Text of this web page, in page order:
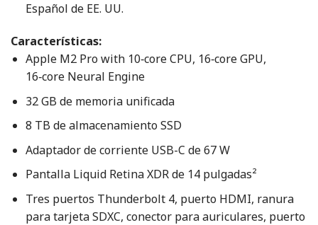
Español de EE. UU.
Características:
Apple M2 Pro with 10‑core CPU, 16‑core GPU,
16‑core Neural Engine
32 GB de memoria unificada
8 TB de almacenamiento SSD
Adaptador de corriente USB-C de 67 W
Pantalla Liquid Retina XDR de 14 pulgadas²
Tres puertos Thunderbolt 4, puerto HDMI, ranura
para tarjeta SDXC, conector para auriculares, puerto